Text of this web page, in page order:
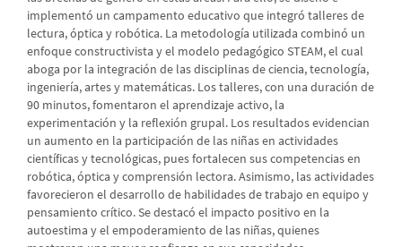
implementó un campamento educativo que integró talleres de
lectura, óptica y robótica. La metodología utilizada combinó un
enfoque constructivista y el modelo pedagógico STEAM, el cual
aboga por la integración de las disciplinas de ciencia, tecnología,
ingeniería, artes y matemáticas. Los talleres, con una duración de
90 minutos, fomentaron el aprendizaje activo, la
experimentación y la reflexión grupal. Los resultados evidencian
un aumento en la participación de las niñas en actividades
científicas y tecnológicas, pues fortalecen sus competencias en
robótica, óptica y comprensión lectora. Asimismo, las actividades
favorecieron el desarrollo de habilidades de trabajo en equipo y
pensamiento crítico. Se destacó el impacto positivo en la
autoestima y el empoderamiento de las niñas, quienes